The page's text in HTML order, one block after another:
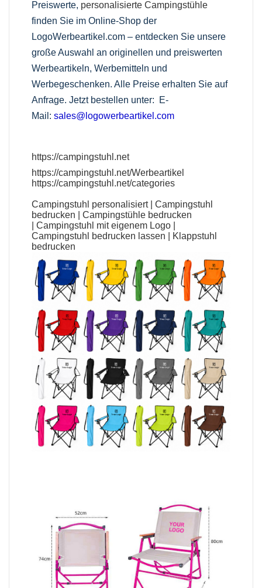
Preiswerte, personalisierte Campingstühle
finden Sie im Online-Shop der
LogoWerbeartikel.com – entdecken Sie unsere
große Auswahl an originellen und preiswerten
Werbeartikeln, Werbemitteln und
Werbegeschenken. Alle Preise erhalten Sie auf
Anfrage. Jetzt bestellen unter:
E-
Mail:sales@logowerbeartikel.com
https://campingstuhl.net
https://campingstuhl.net/Werbeartikel
https://campingstuhl.net/categories
Campingstuhl personalisiert|Campingstuhl
bedrucken |Campingstühle bedrucken
|Campingstuhl mit eigenem Logo
Campingstuhl bedrucken lassen
Klappstuhl
bedrucken